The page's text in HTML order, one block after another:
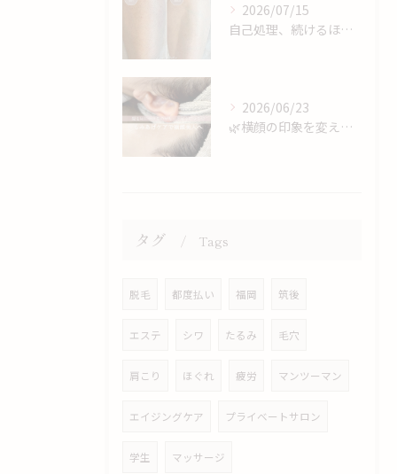
2026/07/15
自己処理、続けるほどお肌に負担をかけているかもしれません💭
2026/06/23
🌿横顔の印象を変える、もみあげケア🌿.∘
タグ Tags
脱毛 都度払い 福岡 筑後
エステ シワ たるみ 毛穴
肩こり ほぐれ 疲労 マンツーマン
エイジングケア プライベートサロン
学生 マッサージ